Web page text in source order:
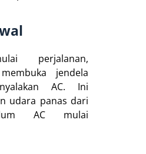
perjalanan,
jendela
AC. Ini
udara panas dari
AC mulai